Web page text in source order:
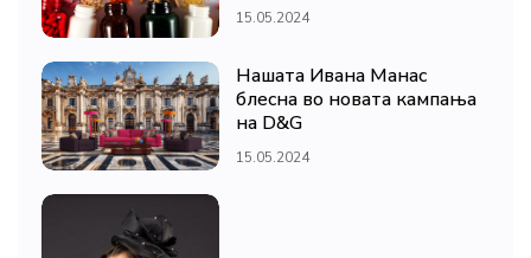
15.05.2024
Нашата Ивана Манас
блесна во новата кампања
на D&G
15.05.2024